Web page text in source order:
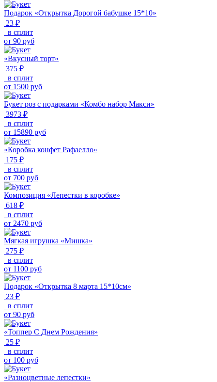
Подарок «Открытка Дорогой бабушке 15*10»
23 ₽
в сплит
от 90 руб
«Вкусный торт»
375 ₽
в сплит
от 1500 руб
Букет роз с подарками «Комбо набор Макси»
3973 ₽
в сплит
от 15890 руб
«Коробка конфет Рафаелло»
175 ₽
в сплит
от 700 руб
Композиция «Лепестки в коробке»
618 ₽
в сплит
от 2470 руб
Мягкая игрушка «Мишка»
275 ₽
в сплит
от 1100 руб
Подарок «Открытка 8 марта 15*10см»
23 ₽
в сплит
от 90 руб
«Топпер С Днем Рождения»
25 ₽
в сплит
от 100 руб
«Разноцветные лепестки»